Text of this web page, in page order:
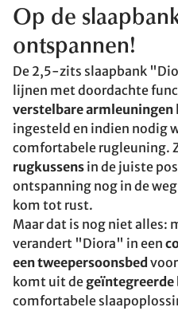
Op de
ontspannen!
De 2,5-zits slaapbank
lijnen met doordachte
verstelbare armleuningen
ingesteld en indien nodig
comfortabele rugleuning.
rugkussens in de juiste
ontspanning nog in de
kom tot rust.
Maar dat is nog niet alles:
verandert "Diora" in een
een tweepersoonsbed
komt uit de geïntegreerde
comfortabele